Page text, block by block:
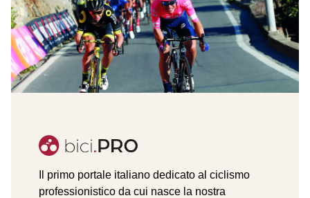
Il primo portale italiano dedicato al ciclismo
professionistico da cui nasce la nostra